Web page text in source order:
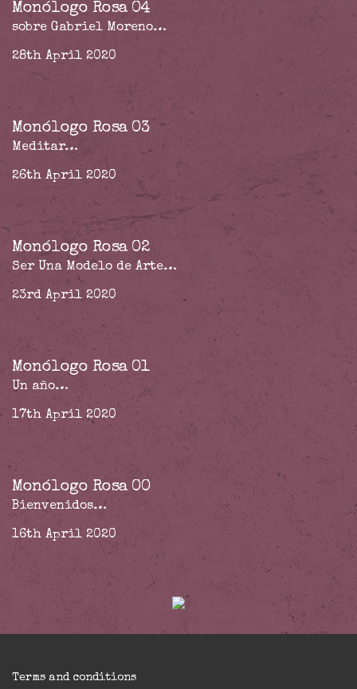
Monólogo Rosa 04
sobre Gabriel Moreno…
28th April 2020
Monólogo Rosa 03
Meditar…
26th April 2020
Monólogo Rosa 02
Ser Una Modelo de Arte…
23rd April 2020
Monólogo Rosa 01
Un año…
17th April 2020
Monólogo Rosa 00
Bienvenidos…
16th April 2020
Terms and conditions